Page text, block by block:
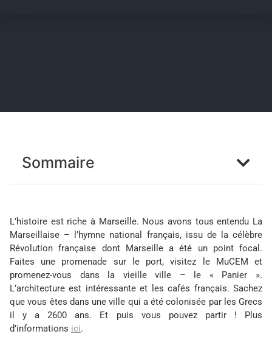
Sommaire
L’histoire est riche à Marseille. Nous avons tous entendu La
Marseillaise – l’hymne national français, issu de la célèbre
Révolution française dont Marseille a été un point focal.
Faites une promenade sur le port, visitez le MuCEM et
promenez-vous dans la vieille ville – le « Panier ».
L’architecture est intéressante et les cafés français. Sachez
que vous êtes dans une ville qui a été colonisée par les Grecs
il y a 2600 ans. Et puis vous pouvez partir ! Plus
d’informations ici.